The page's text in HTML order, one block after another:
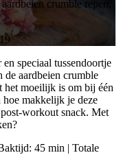
crumble repen,
speciaal tussendoortje
de aardbeien crumble
het moeilijk is om bij één
makkelijk je deze
workout snack. Met
45 min | Totale